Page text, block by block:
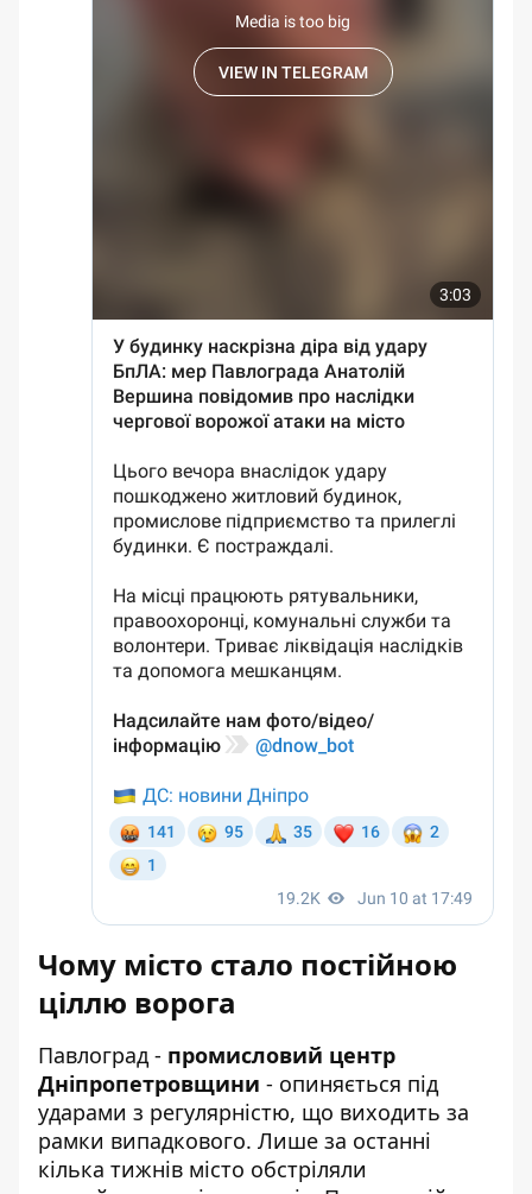
Чому місто стало постійною
ціллю ворога
Павлоград - промисловий центр
Дніпропетровщини - опиняється під
ударами з регулярністю, що виходить за
рамки випадкового. Лише за останні
кілька тижнів місто обстріляли